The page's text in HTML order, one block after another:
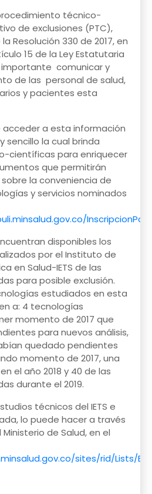
técnico-
de exclusiones (PTC),
Resolución 330 de 2017, en
15 de la Ley Estatutaria
importante comunicar y
de las personal de salud,
y pacientes esta
a esta información
sencillo la cual brinda
científicas para enriquecer
que permitirán
la conveniencia de
y servicios nominados
disponibles los
por el Instituto de
en Salud-IETS de las
para posible exclusión.
estudiados en esta
a: 4 tecnologías
momento de 2017 que
para nuevos análisis,
quedado pendientes
momento de 2017, una
el año 2018 y 40 de las
durante el 2019.
técnicos del IETS e
lo puede hacer a través
de Salud, en el
sites/rid/Lists/